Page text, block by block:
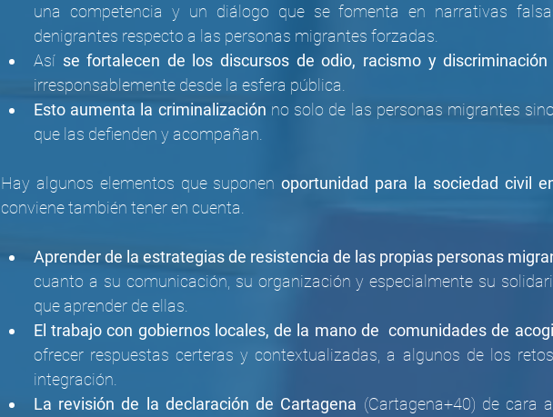
una competencia y un diálogo que se fomenta en narrativas
denigrantes respecto a las personas migrantes forzadas.
Así se fortalecen de los discursos de odio, racismo y discriminación
irresponsablemente desde la esfera pública.
Esto aumenta la criminalización no solo de las personas migrantes
que las defienden y acompañan.
Hay algunos elementos que suponen oportunidad para la sociedad civil
conviene también tener en cuenta.
Aprender de la estrategias de resistencia de las propias personas
cuanto a su comunicación, su organización y especialmente su
que aprender de ellas.
El trabajo con gobiernos locales, de la mano de  comunidades de
ofrecer respuestas certeras y contextualizadas, a algunos de los
integración.
La revisión de la declaración de Cartagena (Cartagena+40) de cara